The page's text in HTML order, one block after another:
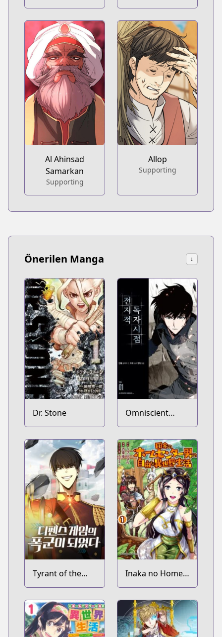
Al Ahinsad
Samarkan
Supporting
Allop
Supporting
Önerilen Manga ↓
Dr. Stone
Omniscient
Reader's
Viewpoint
Tyrant of the
Tower Defense
Game
Inaka no Home
Center Otoko no
Jiyuu na Isekai
Seikatsu